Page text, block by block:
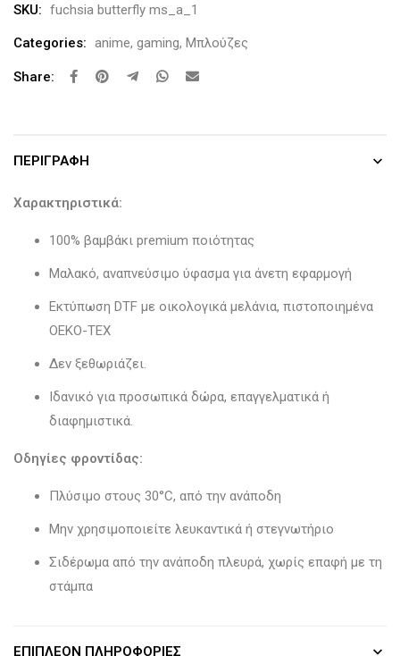
SKU: fuchsia butterfly ms_a_1
Categories: anime, gaming, Μπλούζες
Share:
ΠΕΡΙΓΡΑΦΉ
Χαρακτηριστικά:
100% βαμβάκι premium ποιότητας
Μαλακό, αναπνεύσιμο ύφασμα για άνετη εφαρμογή
Εκτύπωση DTF με οικολογικά μελάνια, πιστοποιημένα
OEKO-TEX
Δεν ξεθωριάζει.
Ιδανικό για προσωπικά δώρα, επαγγελματικά ή
διαφημιστικά.
Οδηγίες φροντίδας:
Πλύσιμο στους 30°C, από την ανάποδη
Μην χρησιμοποιείτε λευκαντικά ή στεγνωτήριο
Σιδέρωμα από την ανάποδη πλευρά, χωρίς επαφή με τη
στάμπα
ΕΠΙΠΛΈΟΝ ΠΛΗΡΟΦΟΡΊΕΣ